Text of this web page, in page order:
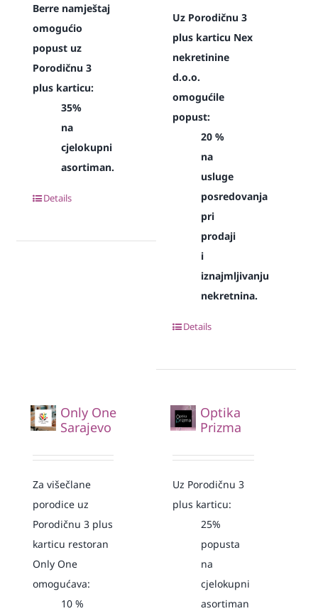
Berre namještaj
omogućio
popust uz
Porodičnu 3
plus karticu:
35%
na
cjelokupni
asortiman.
Details
Uz Porodičnu 3
plus karticu Nex
nekretinine
d.o.o.
omogućile
popust:
20 %
na
usluge
posredovanja
pri
prodaji
i
iznajmljivanju
nekretnina.
Details
Only One
Sarajevo
Za višečlane
porodice uz
Porodičnu 3 plus
karticu restoran
Only One
omogućava:
10 %
Optika
Prizma
Uz Porodičnu 3
plus karticu:
25%
popusta
na
cjelokupni
asortiman